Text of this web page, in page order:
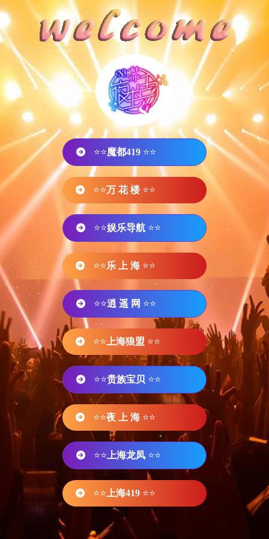
⭐⭐魔都419 ⭐⭐
⭐⭐万 花 楼 ⭐⭐
⭐⭐娱乐导航 ⭐⭐
⭐⭐乐 上 海 ⭐⭐
⭐⭐逍 遥 网 ⭐⭐
⭐⭐ 上海狼盟 ⭐⭐
⭐⭐贵族宝贝 ⭐⭐
⭐⭐夜 上 海 ⭐⭐
⭐⭐ 上海龙凤 ⭐⭐
⭐⭐ 上海419 ⭐⭐